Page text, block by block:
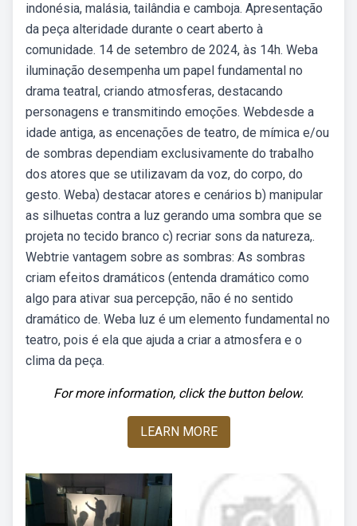
indonésia, malásia, tailândia e camboja. Apresentação
da peça alteridade durante o ceart aberto à
comunidade. 14 de setembro de 2024, às 14h. Weba
iluminação desempenha um papel fundamental no
drama teatral, criando atmosferas, destacando
personagens e transmitindo emoções. Webdesde a
idade antiga, as encenações de teatro, de mímica e/ou
de sombras dependiam exclusivamente do trabalho
dos atores que se utilizavam da voz, do corpo, do
gesto. Weba) destacar atores e cenários b) manipular
as silhuetas contra a luz gerando uma sombra que se
projeta no tecido branco c) recriar sons da natureza,.
Webtrie vantagem sobre as sombras: As sombras
criam efeitos dramáticos (entenda dramático como
algo para ativar sua percepção, não é no sentido
dramático de. Weba luz é um elemento fundamental no
teatro, pois é ela que ajuda a criar a atmosfera e o
clima da peça.
For more information, click the button below.
LEARN MORE